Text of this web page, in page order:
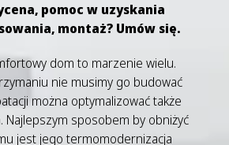
pomoc w uzyskania
montaż? Umów się.
dom to marzenie wielu.
nie musimy go budować
można optymalizować także
Najlepszym sposobem by obniżyć
jest jego termomodernizacja